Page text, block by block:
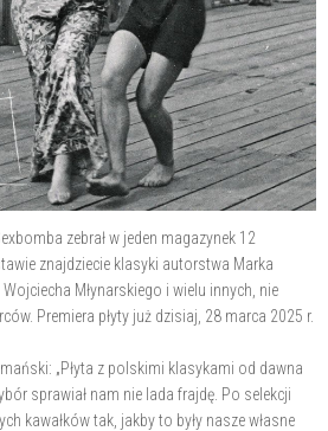
zebrał w jeden magazynek 12
znajdziecie klasyki autorstwa Marka
Młynarskiego i wielu innych, nie
Premiera płyty już dzisiaj, 28 marca 2025 r.
„Płyta z polskimi klasykami od dawna
sprawiał nam nie lada frajdę. Po selekcji
kawałków tak, jakby to były nasze własne